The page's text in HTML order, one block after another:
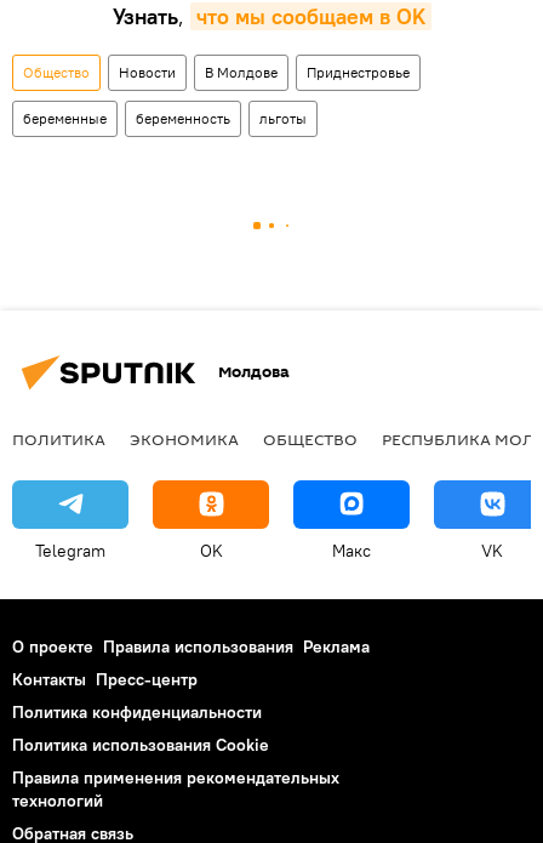
Узнать, что мы сообщаем в OK
Общество Новости В Молдове Приднестровье
беременные беременность льготы
Молдова
ПОЛИТИКА ЭКОНОМИКА ОБЩЕСТВО РЕСПУБЛИКА
Telegram OK Макс VK
О проекте Правила использования Реклама
Контакты Пресс-центр
Политика конфиденциальности
Политика использования Cookie
Правила применения рекомендательных
технологий
Обратная связь